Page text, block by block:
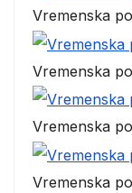
Vremenska
Vremenska
Vremenska
Vremenska